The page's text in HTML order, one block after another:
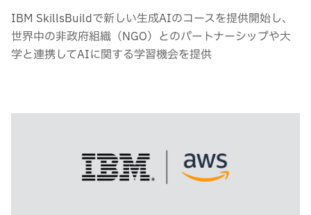
IBM SkillsBuildで新しい生成AIのコースを提供開始し、
世界中の非政府組織（NGO）とのパートナーシップや大
学と連携してAIに関する学習機会を提供